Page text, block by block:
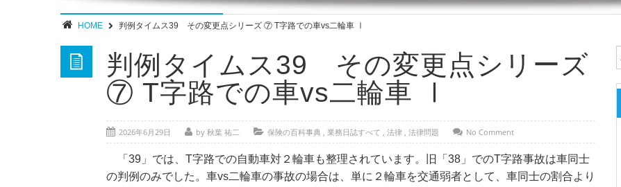
HOME 判例タイムス39 その変更点シリーズ ⑦ T字路での車vs二輪車 Ⅰ
判例タイムス39 その変更点シリーズ
⑦ T字路での車vs二輪車 Ⅰ
2026年6月29日 by 秋葉 祐二 保険の百科事典, 業務日誌すべて , 法律, 法律問題 No Comment
「39」では、T字路での自動車対２輪車も整理されています。旧「38」でのT字路事故は車同士
の判例のみでした。車vs二輪車の事故の場合は、単に２輪車を交通弱者として、車同士の割合より